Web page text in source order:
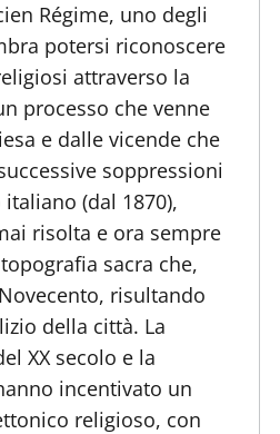
Régime, uno degli
potersi riconoscere
attraverso la
processo che venne
e dalle vicende che
soppressioni
(dal 1870),
risolta e ora sempre
sacra che,
risultando
della città. La
XX secolo e la
incentivato un
religioso, con